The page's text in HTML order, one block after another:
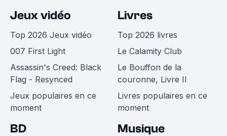
Jeux vidéo
Top 2026 Jeux vidéo
007 First Light
Assassin's Creed: Black
Flag - Resynced
Jeux populaires en ce
moment
Livres
Top 2026 livres
Le Calamity Club
Le Bouffon de la
couronne, Livre II
Livres populaires en ce
moment
BD Musique